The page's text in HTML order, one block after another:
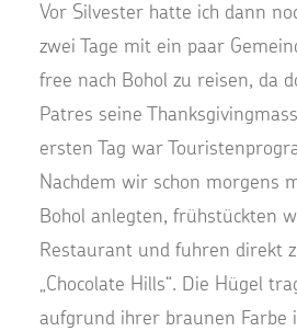
Vor Silvester hatte ich dann
zwei Tage mit ein paar
free nach Bohol zu reisen, da
Patres seine
ersten Tag war
Nachdem wir schon morgens
Bohol anlegten, frühstückten
Restaurant und fuhren direkt
„Chocolate Hills“. Die Hügel
aufgrund ihrer braunen Farbe